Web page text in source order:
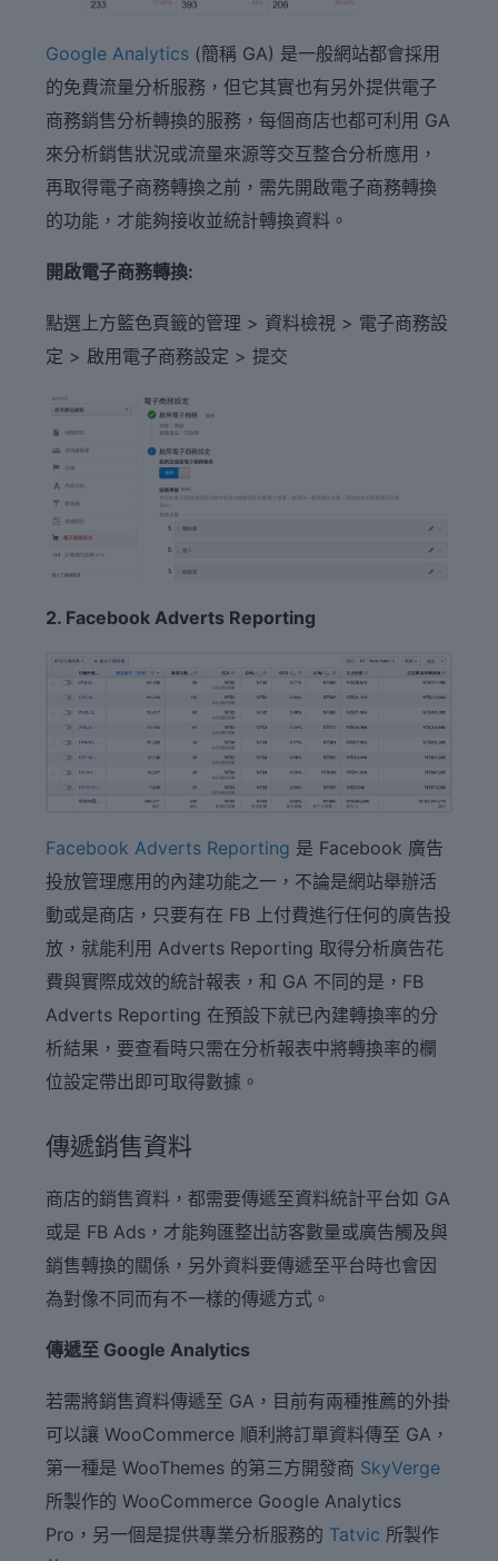
Google Analytics(簡稱 GA) 是一般網站都會採用
的免費流量分析服務，但它其實也有另外提供電子
商務銷售分析轉換的服務，每個商店也都可利用 GA
來分析銷售狀況或流量來源等交互整合分析應用，
再取得電子商務轉換之前，需先開啟電子商務轉換
的功能，才能夠接收並統計轉換資料。
開啟電子商務轉換:
點選上方籃色頁籤的管理 > 資料檢視 > 電子商務設
定 > 啟用電子商務設定 > 提交
2. Facebook Adverts Reporting
Facebook Adverts Reporting 是 Facebook 廣告
投放管理應用的內建功能之一，不論是網站舉辦活
動或是商店，只要有在 FB 上付費進行任何的廣告投
放，就能利用 Adverts Reporting 取得分析廣告花
費與實際成效的統計報表，和 GA 不同的是，FB
Adverts Reporting 在預設下就已內建轉換率的分
析結果，要查看時只需在分析報表中將轉換率的欄
位設定帶出即可取得數據。
傳遞銷售資料
商店的銷售資料，都需要傳遞至資料統計平台如 GA
或是 FB Ads，才能夠匯整出訪客數量或廣告觸及與
銷售轉換的關係，另外資料要傳遞至平台時也會因
為對像不同而有不一樣的傳遞方式。
傳遞至 Google Analytics
若需將銷售資料傳遞至 GA，目前有兩種推薦的外掛
可以讓 WooCommerce 順利將訂單資料傳至 GA，
第一種是 WooThemes 的第三方開發商 SkyVerge
所製作的 WooCommerce Google Analytics
Pro，另一個是提供專業分析服務的 Tatvic 所製作